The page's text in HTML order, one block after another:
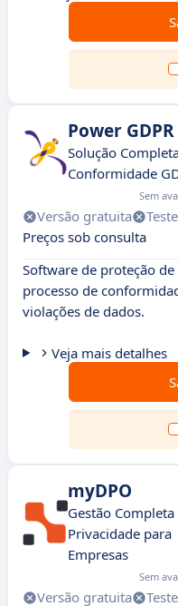
Power GDPR
Solução
Conformidade
Sem
Versão gratuita
Preços sob consulta
Software de proteção
processo de
violações de dados.
Veja mais detalhes
myDPO
Gestão Completa
Privacidade para
Empresas
Sem
Versão gratuita